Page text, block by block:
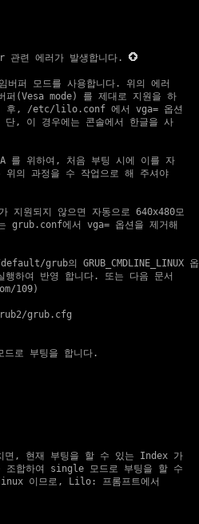
련 에러가 발생합니다.
퍼 모드를 사용합니다. 위의 에러
퍼(Vesa mode) 를 제대로 지원을 하
후, /etc/lilo.conf 에서 vga= 옵션
, 이 경우에는 콘솔에서 한글을 사
를 위하여, 처음 부팅 시에 이를 자
의 과정을 수 작업으로 해 주셔야
지원되지 않으면 자동으로 640x480모
grub.conf에서 vga= 옵션을 제거해
default/grub의 GRUB_CMDLINE_LINUX 옵
하여 반영 합니다. 또는 다음 문서
109)
grub.cfg
로 부팅을 합니다.
, 현재 부팅을 할 수 있는 Index 가
합하여 single 모드로 부팅을 할 수
이므로, Lilo: 프롬프트에서